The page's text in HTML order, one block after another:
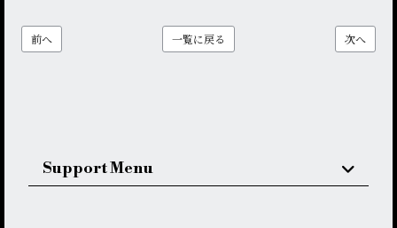
前へ 一覧に戻る 次へ
Support Menu